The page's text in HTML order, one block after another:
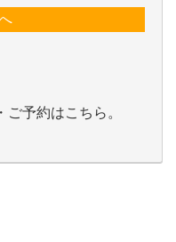
予約はこちら。